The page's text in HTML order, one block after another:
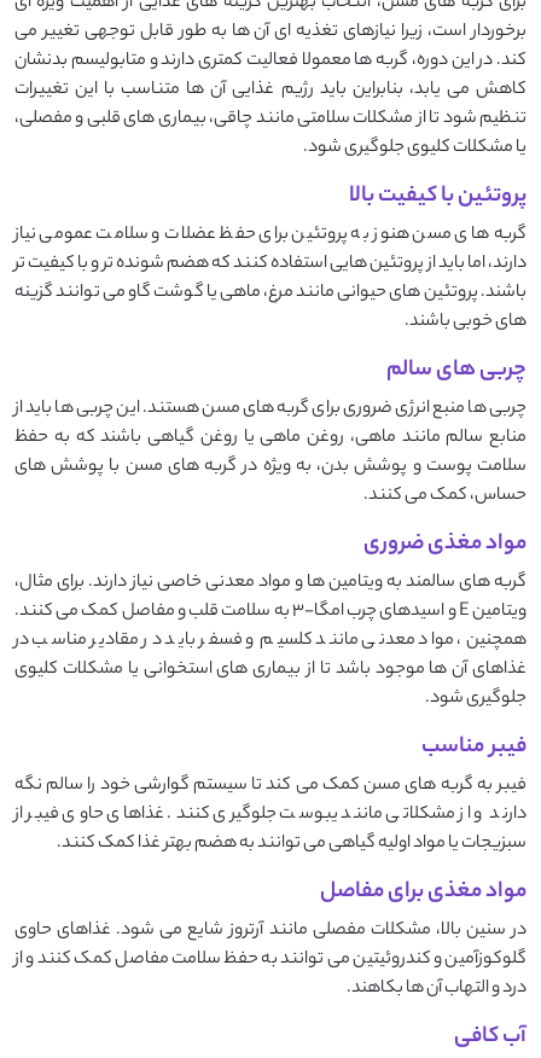
برخوردار است، زیرا نیازهای تغذیه ‌ای آن‌ ها به ‌طور قابل‌ توجهی تغییر می
‌کند. در این دوره، گربه‌ ها معمولا فعالیت کمتری دارند و متابولیسم بدنشان
کاهش می ‌یابد، بنابراین باید رژیم غذایی آن ‌ها متناسب با این تغییرات
تنظیم شود تا از مشکلات سلامتی مانند چاقی، بیماری ‌های قلبی و مفصلی،
یا مشکلات کلیوی جلوگیری شود.
پروتئین با کیفیت بالا
گربه‌ های مسن هنوز به پروتئین برای حفظ عضلات و سلامت عمومی نیاز
دارند، اما باید از پروتئین ‌هایی استفاده کنند که هضم‌ شونده ‌تر و با کیفیت ‌تر
باشند. پروتئین ‌های حیوانی مانند مرغ، ماهی یا گوشت گاو می‌ توانند گزینه‌
های خوبی باشند.
چربی ‌های سالم
چربی ‌ها منبع انرژی ضروری برای گربه ‌های مسن هستند. این چربی ‌ها باید از
منابع سالم مانند ماهی، روغن ماهی یا روغن گیاهی باشند که به حفظ
سلامت پوست و پوشش بدن، به ‌ویژه در گربه ‌های مسن با پوشش ‌های
حساس، کمک می ‌کنند.
مواد مغذی ضروری
گربه‌ های سالمند به ویتامین‌ ها و مواد معدنی خاصی نیاز دارند. برای مثال،
ویتامین E و اسیدهای چرب امگا-۳ به سلامت قلب و مفاصل کمک می ‌کنند.
همچنین، مواد معدنی مانند کلسیم و فسفر باید در مقادیر مناسب در
غذاهای آن ‌ها موجود باشد تا از بیماری ‌های استخوانی یا مشکلات کلیوی
جلوگیری شود.
فیبر مناسب
فیبر به گربه ‌های مسن کمک می ‌کند تا سیستم گوارشی خود را سالم نگه
دارند و از مشکلاتی مانند یبوست جلوگیری کنند. غذاهای حاوی فیبر از
سبزیجات یا مواد اولیه گیاهی می ‌توانند به هضم بهتر غذا کمک کنند.
مواد مغذی برای مفاصل
در سنین بالا، مشکلات مفصلی مانند آرتروز شایع می ‌شود. غذاهای حاوی
گلوکوزآمین و کندروئیتین می‌ توانند به حفظ سلامت مفاصل کمک کنند و از
درد و التهاب آن ‌ها بکاهند.
آب کافی